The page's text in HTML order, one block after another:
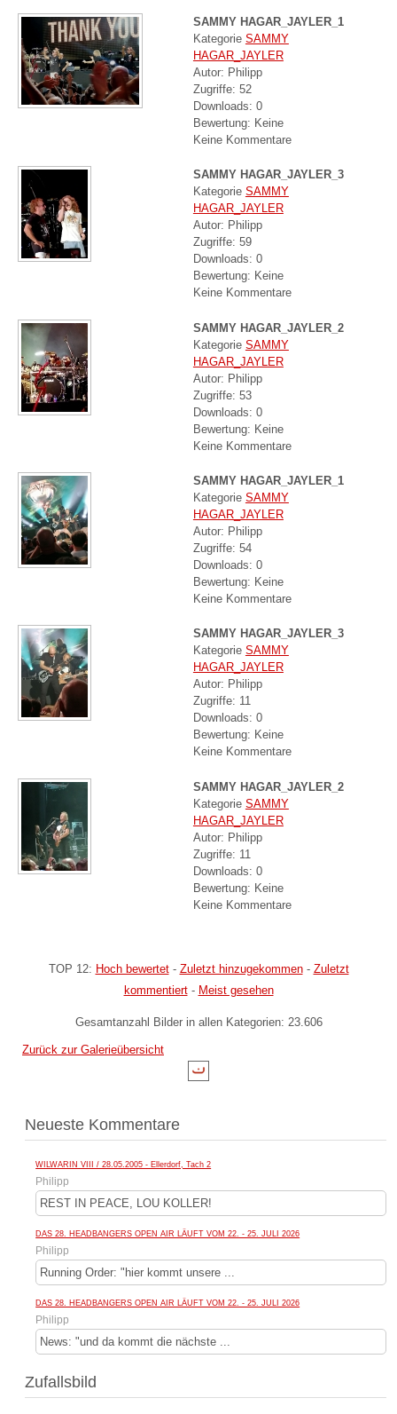
SAMMY HAGAR_JAYLER_1
Kategorie SAMMY
HAGAR_JAYLER
Autor: Philipp
Zugriffe: 52
Downloads: 0
Bewertung: Keine
Keine Kommentare
SAMMY HAGAR_JAYLER_3
Kategorie SAMMY
HAGAR_JAYLER
Autor: Philipp
Zugriffe: 59
Downloads: 0
Bewertung: Keine
Keine Kommentare
SAMMY HAGAR_JAYLER_2
Kategorie SAMMY
HAGAR_JAYLER
Autor: Philipp
Zugriffe: 53
Downloads: 0
Bewertung: Keine
Keine Kommentare
SAMMY HAGAR_JAYLER_1
Kategorie SAMMY
HAGAR_JAYLER
Autor: Philipp
Zugriffe: 54
Downloads: 0
Bewertung: Keine
Keine Kommentare
SAMMY HAGAR_JAYLER_3
Kategorie SAMMY
HAGAR_JAYLER
Autor: Philipp
Zugriffe: 11
Downloads: 0
Bewertung: Keine
Keine Kommentare
SAMMY HAGAR_JAYLER_2
Kategorie SAMMY
HAGAR_JAYLER
Autor: Philipp
Zugriffe: 11
Downloads: 0
Bewertung: Keine
Keine Kommentare
TOP 12: Hoch bewertet- Zuletzt hinzugekommen- Zuletzt
kommentiert- Meist gesehen
Gesamtanzahl Bilder in allen Kategorien: 23.606
Zurück zur Galerieübersicht
Neueste Kommentare
WILWARIN VIII / 28.05.2005 - Ellerdorf, Tach 2
Philipp
REST IN PEACE, LOU KOLLER!
DAS 28. HEADBANGERS OPEN AIR LÄUFT VOM 22. - 25. JULI 2026
Philipp
Running Order: "hier kommt unsere ...
DAS 28. HEADBANGERS OPEN AIR LÄUFT VOM 22. - 25. JULI 2026
Philipp
News: "und da kommt die nächste ...
Zufallsbild